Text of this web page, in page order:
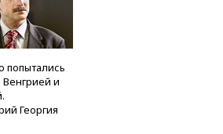
попытались
Венгрией и
Георгия